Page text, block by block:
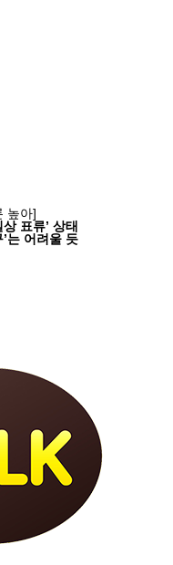
높아]
표류’ 상태
는 어려울 듯